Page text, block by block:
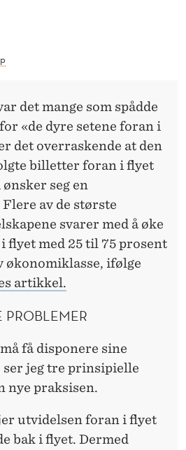
det mange som spådde
«de dyre setene foran i
det overraskende at den
billetter foran i flyet
seg en
av de største
svarer med å øke
flyet med 25 til 75 prosent
økonomiklasse, ifølge
artikkel.
PROBLEMER
få disponere sine
ser jeg tre prinsipielle
nye praksisen.
utvidelsen foran i flyet
bak i flyet. Dermed